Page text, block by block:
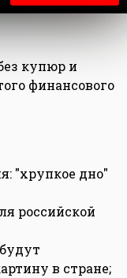
купюр и
финансового
"хрупкое дно"
российской
в стране;